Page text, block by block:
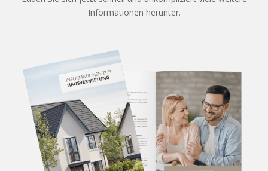
Informationen herunter.